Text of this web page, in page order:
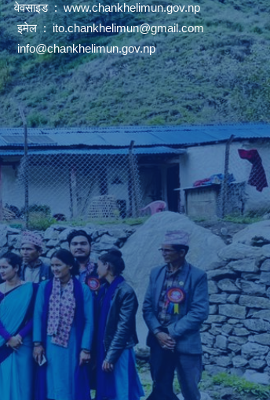
वेवसाइड :www.chankhelimun.gov.np
इमेल :ito.chankhelimun@gmail.com
info@chankhelimun.gov.np